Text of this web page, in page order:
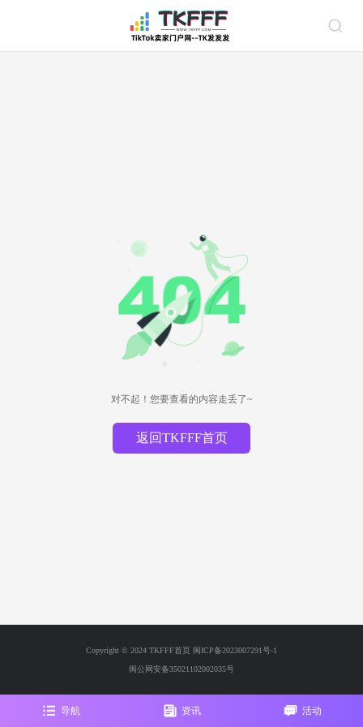
对不起！您要查看的内容走丢了~
返回TKFFF首页
Copyright © 2024 TKFFF首页 闽ICP备2023007291号-1
闽公网安备35021102002035号
导航 资讯 活动